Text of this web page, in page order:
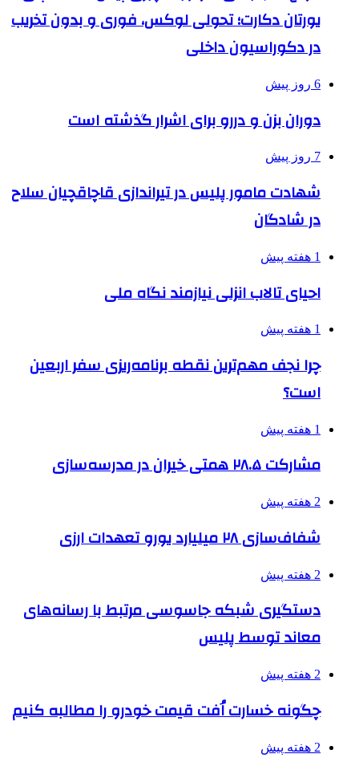
یورتان دکارت؛ تحولی لوکس، فوری و بدون تخریب
در دکوراسیون داخلی
6 روز پیش
دوران بزن و دررو برای اشرار گذشته است
7 روز پیش
شهادت مامور پلیس در تیراندازی قاچاقچیان سلاح
در شادگان
1 هفته پیش
احیای تالاب انزلی نیازمند نگاه ملی
1 هفته پیش
چرا نجف مهم‌ترین نقطه برنامه‌ریزی سفر اربعین
است؟
1 هفته پیش
مشارکت ۲۸.۵ همتی خیران در مدرسه‌سازی
2 هفته پیش
شفاف‌سازی ۲۸ میلیارد یورو تعهدات ارزی
2 هفته پیش
دستگیری شبکه جاسوسی مرتبط با رسانه‌های
معاند توسط پلیس
2 هفته پیش
چگونه خسارت اُفت قیمت خودرو را مطالبه کنیم
2 هفته پیش